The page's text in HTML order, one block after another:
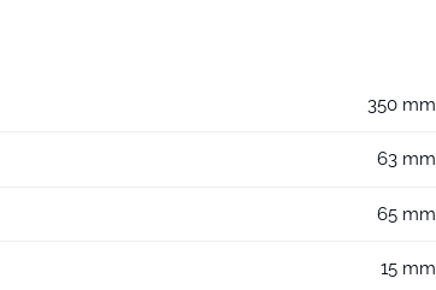
350 mm
63 mm
65 mm
15 mm